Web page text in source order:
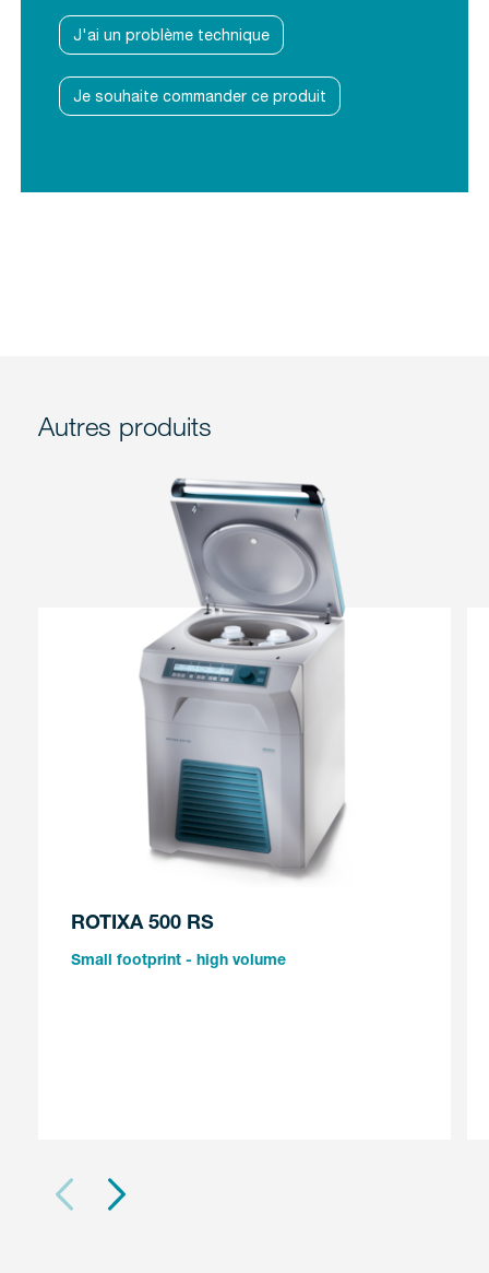
J'ai un problème technique
Je souhaite commander ce produit
Autres produits
ROTIXA 500 RS
Small footprint - high volume